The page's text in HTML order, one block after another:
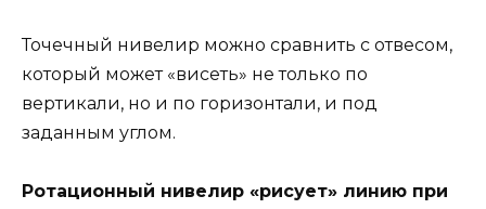
Точечный нивелир можно сравнить с отвесом,
который может «висеть» не только по
вертикали, но и по горизонтали, и под
заданным углом.
Ротационный нивелир «рисует» линию при